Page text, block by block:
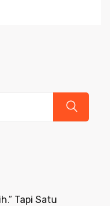
Tapi Satu